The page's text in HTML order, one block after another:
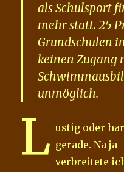
als Schulsport
mehr statt. 25
Grundschulen
keinen Zugang
unmöglich.
L ustig oder
gerade. Na ja
verbreitete